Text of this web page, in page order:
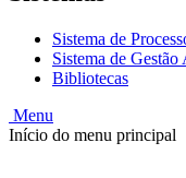
Sistema de
Sistema de Gestão
Bibliotecas
Menu
Início do menu principal